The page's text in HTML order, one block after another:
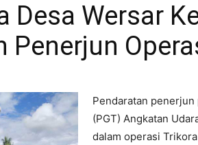
Desa Wersar
Penerjun
Pendaratan
(PGT) Angkatan
dalam operasi